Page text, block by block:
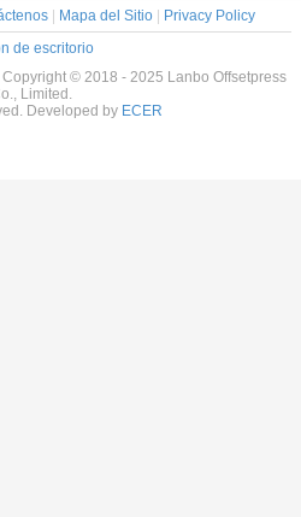
| Mapa del Sitio| Privacy Policy
de escritorio
Copyright © 2018 - 2025 Lanbo Offsetpress
Limited.
Developed by ECER